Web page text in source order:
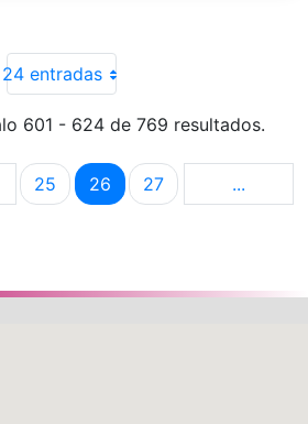
24 entradas
601 - 624 de 769 resultados.
intermedias Use TAB para
Página
25 Página
26 Página
27 ...